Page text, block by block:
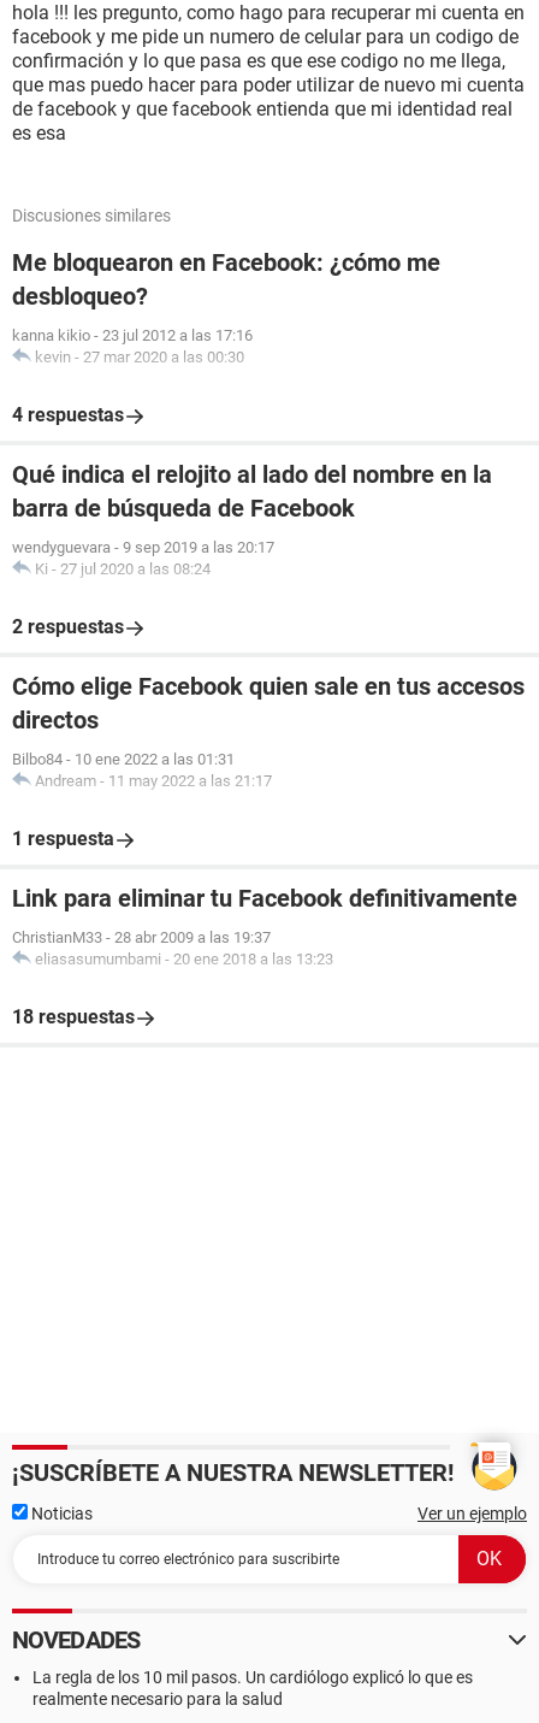
hola !!! les pregunto, como hago para recuperar mi cuenta en
facebook y me pide un numero de celular para un codigo de
confirmación y lo que pasa es que ese codigo no me llega,
que mas puedo hacer para poder utilizar de nuevo mi cuenta
de facebook y que facebook entienda que mi identidad real
es esa
Discusiones similares
Me bloquearon en Facebook: ¿cómo me
desbloqueo?
kanna kikio - 23 jul 2012 a las 17:16
kevin - 27 mar 2020 a las 00:30
4 respuestas
Qué indica el relojito al lado del nombre en la
barra de búsqueda de Facebook
wendyguevara - 9 sep 2019 a las 20:17
Ki - 27 jul 2020 a las 08:24
2 respuestas
Cómo elige Facebook quien sale en tus accesos
directos
Bilbo84 - 10 ene 2022 a las 01:31
Andream - 11 may 2022 a las 21:17
1 respuesta
Link para eliminar tu Facebook definitivamente
ChristianM33 - 28 abr 2009 a las 19:37
eliasasumumbami - 20 ene 2018 a las 13:23
18 respuestas
¡SUSCRÍBETE A NUESTRA NEWSLETTER!
Noticias Ver un ejemplo
NOVEDADES
La regla de los 10 mil pasos. Un cardiólogo explicó lo que es
realmente necesario para la salud